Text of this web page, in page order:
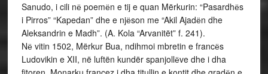
Sanudo, i cili nё poemёn e tij e quan Mërkurin: “Pasardhёs
i Pirros” “Kapedan” dhe e njёson me “Akil Ajadёn dhe
Aleksandrin e Madh”. (A. Kola “Arvanitët” f. 241).
Nё vitin 1502, Mërkur Bua, ndihmoi mbretin e francёs
Ludovikin e XII, në luftën kundër spanjollёve dhe i dha